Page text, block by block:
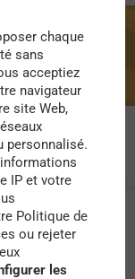
chaque
sans
acceptiez
navigateur
site Web,
personnalisé.
IP et votre
Politique de
ou rejeter
les